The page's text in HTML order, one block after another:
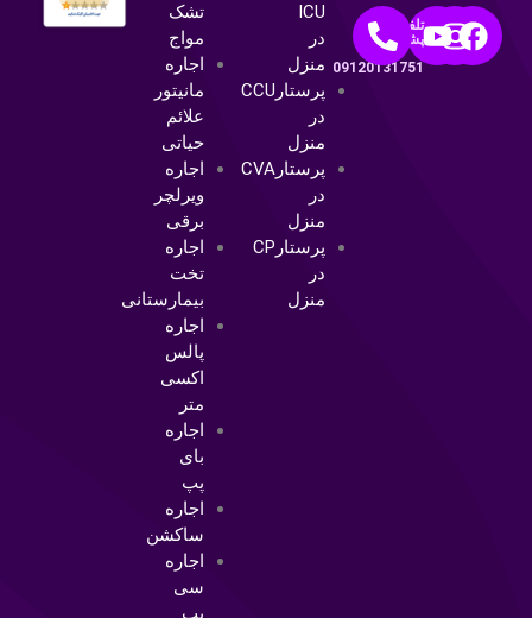
پشتیبانی:
09120131751
در
منزل
در
منزل
در
منزل
در
منزل
مواج
اجاره
مانیتور
علائم
حیاتی
اجاره
ویرلچر
برقی
اجاره
تخت
بیمارستانی
اجاره
پالس
اکسی
متر
اجاره
بای
پپ
اجاره
ساکشن
اجاره
سی
پپ